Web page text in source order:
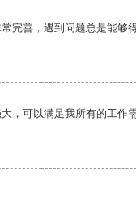
完善，遇到问题总是能够
，可以满足我所有的工作